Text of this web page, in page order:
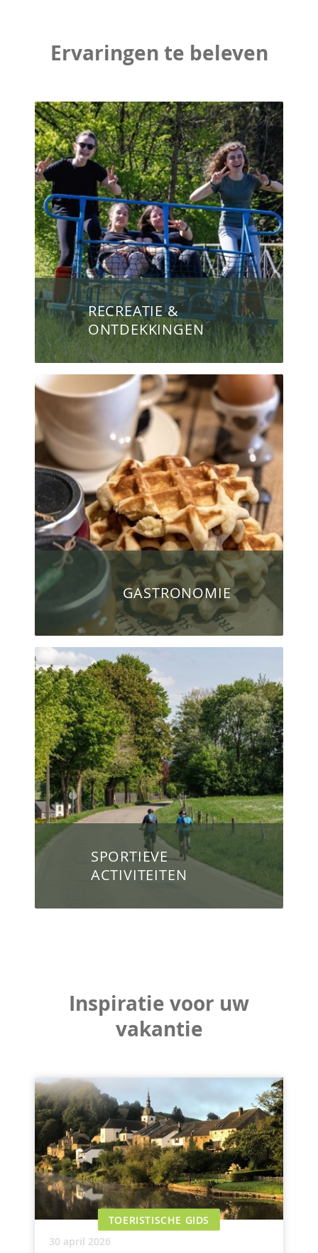
Ervaringen te beleven
RECREATIE &
ONTDEKKINGEN
GASTRONOMIE
SPORTIEVE
ACTIVITEITEN
Inspiratie voor uw
vakantie
TOERISTISCHE GIDS
30 april 2026